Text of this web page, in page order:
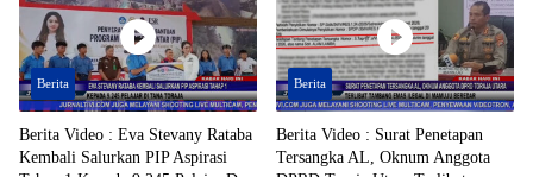
Berita
Berita Video : Eva Stevany Rataba
Kembali Salurkan PIP Aspirasi
Berita
Berita Video : Surat Penetapan
Tersangka AL, Oknum Anggota